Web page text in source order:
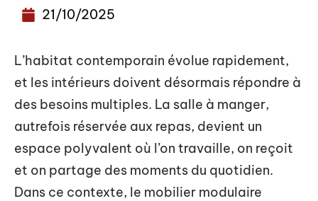
21/10/2025
L’habitat contemporain évolue rapidement,
et les intérieurs doivent désormais répondre à
des besoins multiples. La salle à manger,
autrefois réservée aux repas, devient un
espace polyvalent où l’on travaille, on reçoit
et on partage des moments du quotidien.
Dans ce contexte, le mobilier modulaire